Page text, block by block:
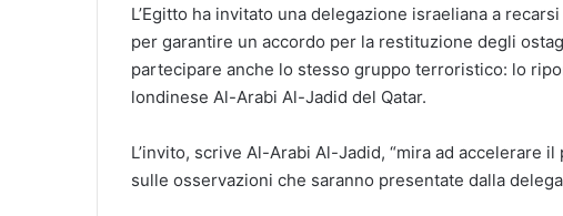
L’Egitto ha invitato una delegazione israeliana a
per garantire un accordo per la restituzione degli
partecipare anche lo stesso gruppo terroristico: lo
londinese Al-Arabi Al-Jadid del Qatar.
L’invito, scrive Al-Arabi Al-Jadid, “mira ad accelerare
sulle osservazioni che saranno presentate dalla